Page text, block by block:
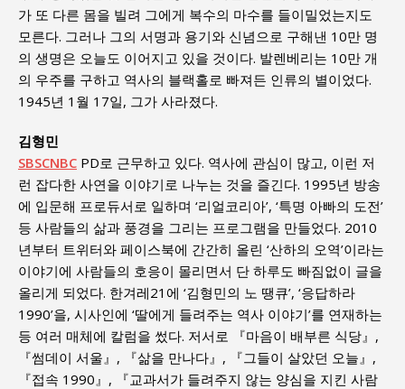
가 또 다른 몸을 빌려 그에게 복수의 마수를 들이밀었는지도
모른다. 그러나 그의 서명과 용기와 신념으로 구해낸 10만 명
의 생명은 오늘도 이어지고 있을 것이다. 발렌베리는 10만 개
의 우주를 구하고 역사의 블랙홀로 빠져든 인류의 별이었다.
1945년 1월 17일, 그가 사라졌다.
김형민
SBSCNBC PD로 근무하고 있다. 역사에 관심이 많고, 이런 저
런 잡다한 사연을 이야기로 나누는 것을 즐긴다. 1995년 방송
에 입문해 프로듀서로 일하며 ‘리얼코리아’, ‘특명 아빠의 도전’
등 사람들의 삶과 풍경을 그리는 프로그램을 만들었다. 2010
년부터 트위터와 페이스북에 간간히 올린 ‘산하의 오역’이라는
이야기에 사람들의 호응이 몰리면서 단 하루도 빠짐없이 글을
올리게 되었다. 한겨레21에 ‘김형민의 노 땡큐’, ‘응답하라
1990’을, 시사인에 ‘딸에게 들려주는 역사 이야기’를 연재하는
등 여러 매체에 칼럼을 썼다. 저서로 『마음이 배부른 식당』,
『썸데이 서울』, 『삶을 만나다』, 『그들이 살았던 오늘』,
『접속 1990』, 『교과서가 들려주지 않는 양심을 지킨 사람